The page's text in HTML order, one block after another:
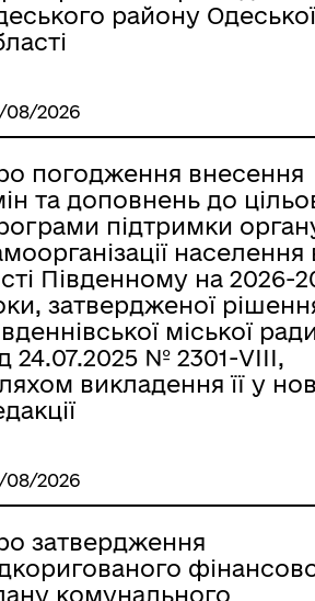
району Одеської
08/2026
погодження внесення
та доповнень до
підтримки
населення
Південному на 2026-
затвердженої
міської
24.07.2025 № 2301-VІІІ,
викладення її у
08/2026
затвердження
комунального